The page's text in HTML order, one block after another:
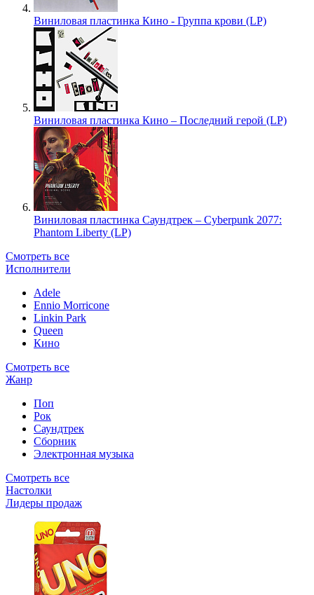
Виниловая пластинка Кино - Группа крови (LP)
Виниловая пластинка Кино – Последний герой (LP)
Виниловая пластинка Саундтрек – Cyberpunk 2077:
Phantom Liberty (LP)
Смотреть все
Исполнители
Adele
Ennio Morricone
Linkin Park
Queen
Кино
Смотреть все
Жанр
Поп
Рок
Саундтрек
Сборник
Электронная музыка
Смотреть все
Настолки
Лидеры продаж